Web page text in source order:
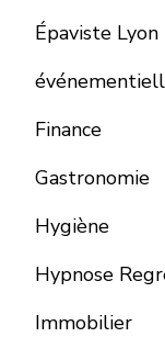
Épaviste Lyon
Finance
Gastronomie
Hygiène
Hypnose
Immobilier